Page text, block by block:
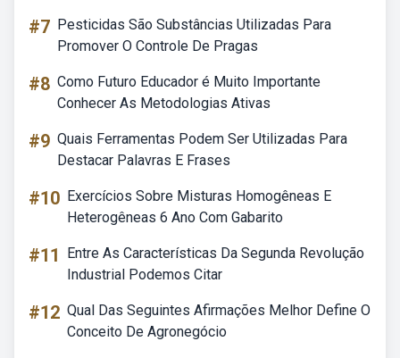
#7 Pesticidas São Substâncias Utilizadas Para
Promover O Controle De Pragas
#8 Como Futuro Educador é Muito Importante
Conhecer As Metodologias Ativas
#9 Quais Ferramentas Podem Ser Utilizadas Para
Destacar Palavras E Frases
#10 Exercícios Sobre Misturas Homogêneas E
Heterogêneas 6 Ano Com Gabarito
#11
Entre As Características Da Segunda Revolução
Industrial Podemos Citar
#12 Qual Das Seguintes Afirmações Melhor Define O
Conceito De Agronegócio